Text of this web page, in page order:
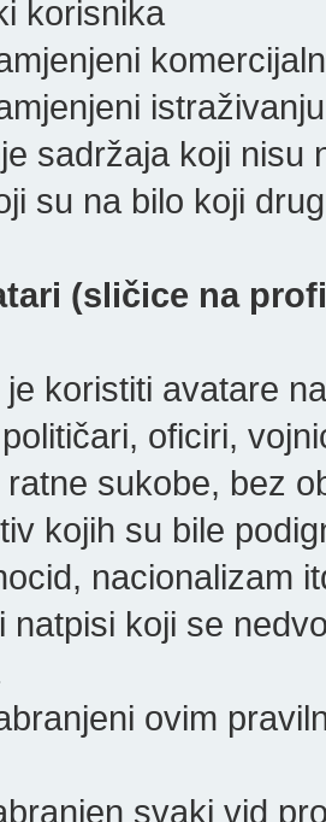
korisnika
sadržaja koji
su na bilo koji
(sličice na
koristiti avatare
oficiri,
sukobe, bez
kojih su bile
nacionalizam
natpisi koji se
ovim
svaki vid